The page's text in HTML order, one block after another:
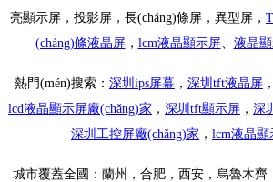
亮顯示屏，投影屏，長(cháng)條屏，異型屏，
(cháng)條液晶屏， lcm液晶顯示屏、 液晶
熱門(mén)搜索： 深圳ips屏幕 ， 深圳tft液晶屏 ，
lcd液晶顯示屏廠(chǎng)家 ， 深圳 tft顯示屏 ， 深圳
深圳工控屏廠(chǎng)家 ， lcm液晶顯
城市覆蓋全國 ： 蘭州 ，合肥， 西安 ， 烏魯木齊